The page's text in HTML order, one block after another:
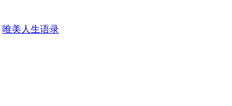
唯美人生语录